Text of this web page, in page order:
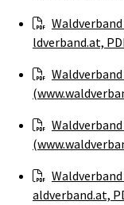
ldverband.at,
aldverband.at,